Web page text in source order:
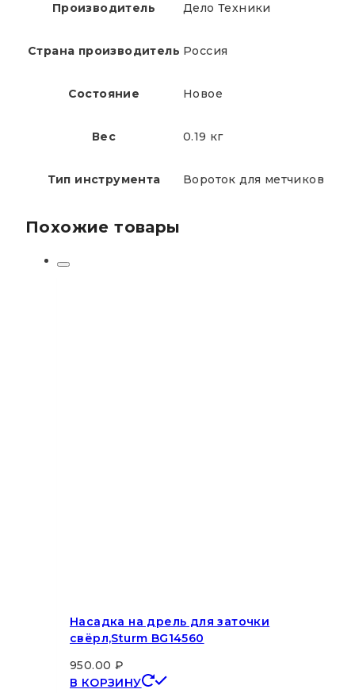
Производитель Дело Техники
Страна производитель Россия
Состояние Новое
Вес 0.19 кг
Тип инструмента Вороток для метчиков
Похожие товары
Насадка на дрель для заточки
свёрл,Sturm BG14560
950.00 ₽
В КОРЗИНУ